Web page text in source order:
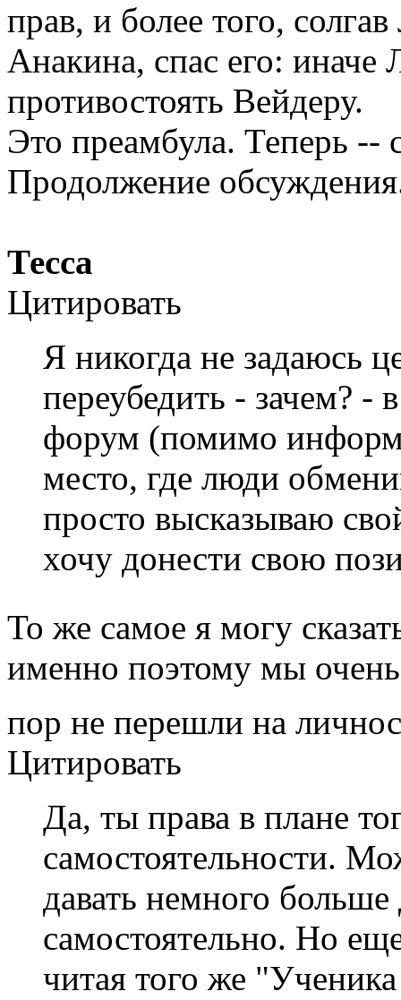
прав, и более того,
Анакина, спас его:
противостоять Вейдеру.
Это преамбула. Теперь --
Продолжение
Тесса
Цитировать
Я никогда не задаюсь
переубедить - зачем?
форум (помимо
место, где люди
просто высказываю
хочу донести свою
То же самое я могу
именно поэтому мы
пор не перешли на
Цитировать
Да, ты права в плане
самостоятельности.
давать немного больше
самостоятельно. Но
читая того же